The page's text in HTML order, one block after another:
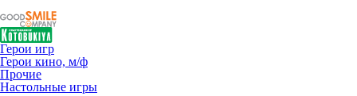
Герои игр
Герои кино, м/ф
Прочие
Настольные игры